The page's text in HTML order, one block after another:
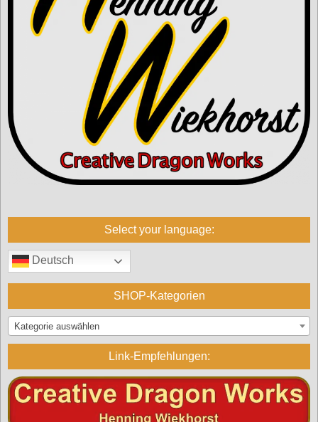
Select your language:
Deutsch
SHOP-Kategorien
Kategorie auswählen
Link-Empfehlungen: